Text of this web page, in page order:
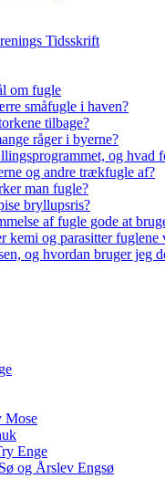
Tidsskrift
om fugle
småfugle i haven?
tilbage?
råger i byerne?
og hvad
og andre trækfugle af?
man fugle?
bryllupsris?
af fugle gode at
kemi og parasitter fuglene
og hvordan bruger jeg
Mose
Enge
og Årslev Engsø